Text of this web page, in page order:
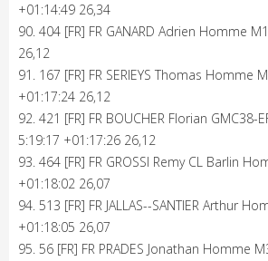
+01:14:49 26,34
90. 404 [FR] FR GANARD Adrien Homme
26,12
91. 167 [FR] FR SERIEYS Thomas Homme
+01:17:24 26,12
92. 421 [FR] FR BOUCHER Florian GMC38-
5:19:17 +01:17:26 26,12
93. 464 [FR] FR GROSSI Remy CL Barlin
+01:18:02 26,07
94. 513 [FR] FR JALLAS--SANTIER Arthur
+01:18:05 26,07
95. 56 [FR] FR PRADES Jonathan Homme